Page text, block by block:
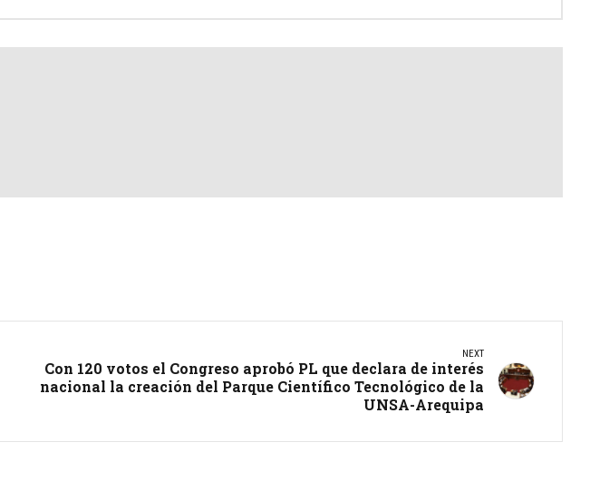
NEXT
Con 120 votos el Congreso aprobó PL que declara de interés
nacional la creación del Parque Científico Tecnológico de la
UNSA-Arequipa